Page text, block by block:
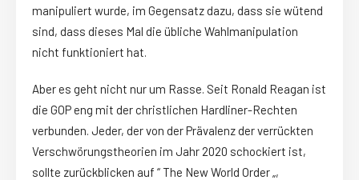
manipuliert wurde, im Gegensatz dazu, dass sie wütend
sind, dass dieses Mal die übliche Wahlmanipulation
nicht funktioniert hat.
Aber es geht nicht nur um Rasse. Seit Ronald Reagan ist
die GOP eng mit der christlichen Hardliner-Rechten
verbunden. Jeder, der von der Prävalenz der verrückten
Verschwörungstheorien im Jahr 2020 schockiert ist,
sollte zurückblicken auf “ The New World Order „,